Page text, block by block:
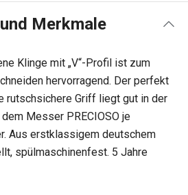
Merkmale
Klinge mit „V“-Profil ist zum
hervorragend. Der perfekt
rutschsichere Griff liegt gut in der
Messer PRECIOSO je
Aus erstklassigem deutschem
spülmaschinenfest. 5 Jahre